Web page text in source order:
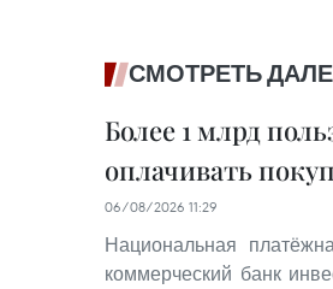
СМОТРЕТЬ
Более 1 млрд
оплачивать
06/08/2026 11:29
Национальная
коммерческий банк